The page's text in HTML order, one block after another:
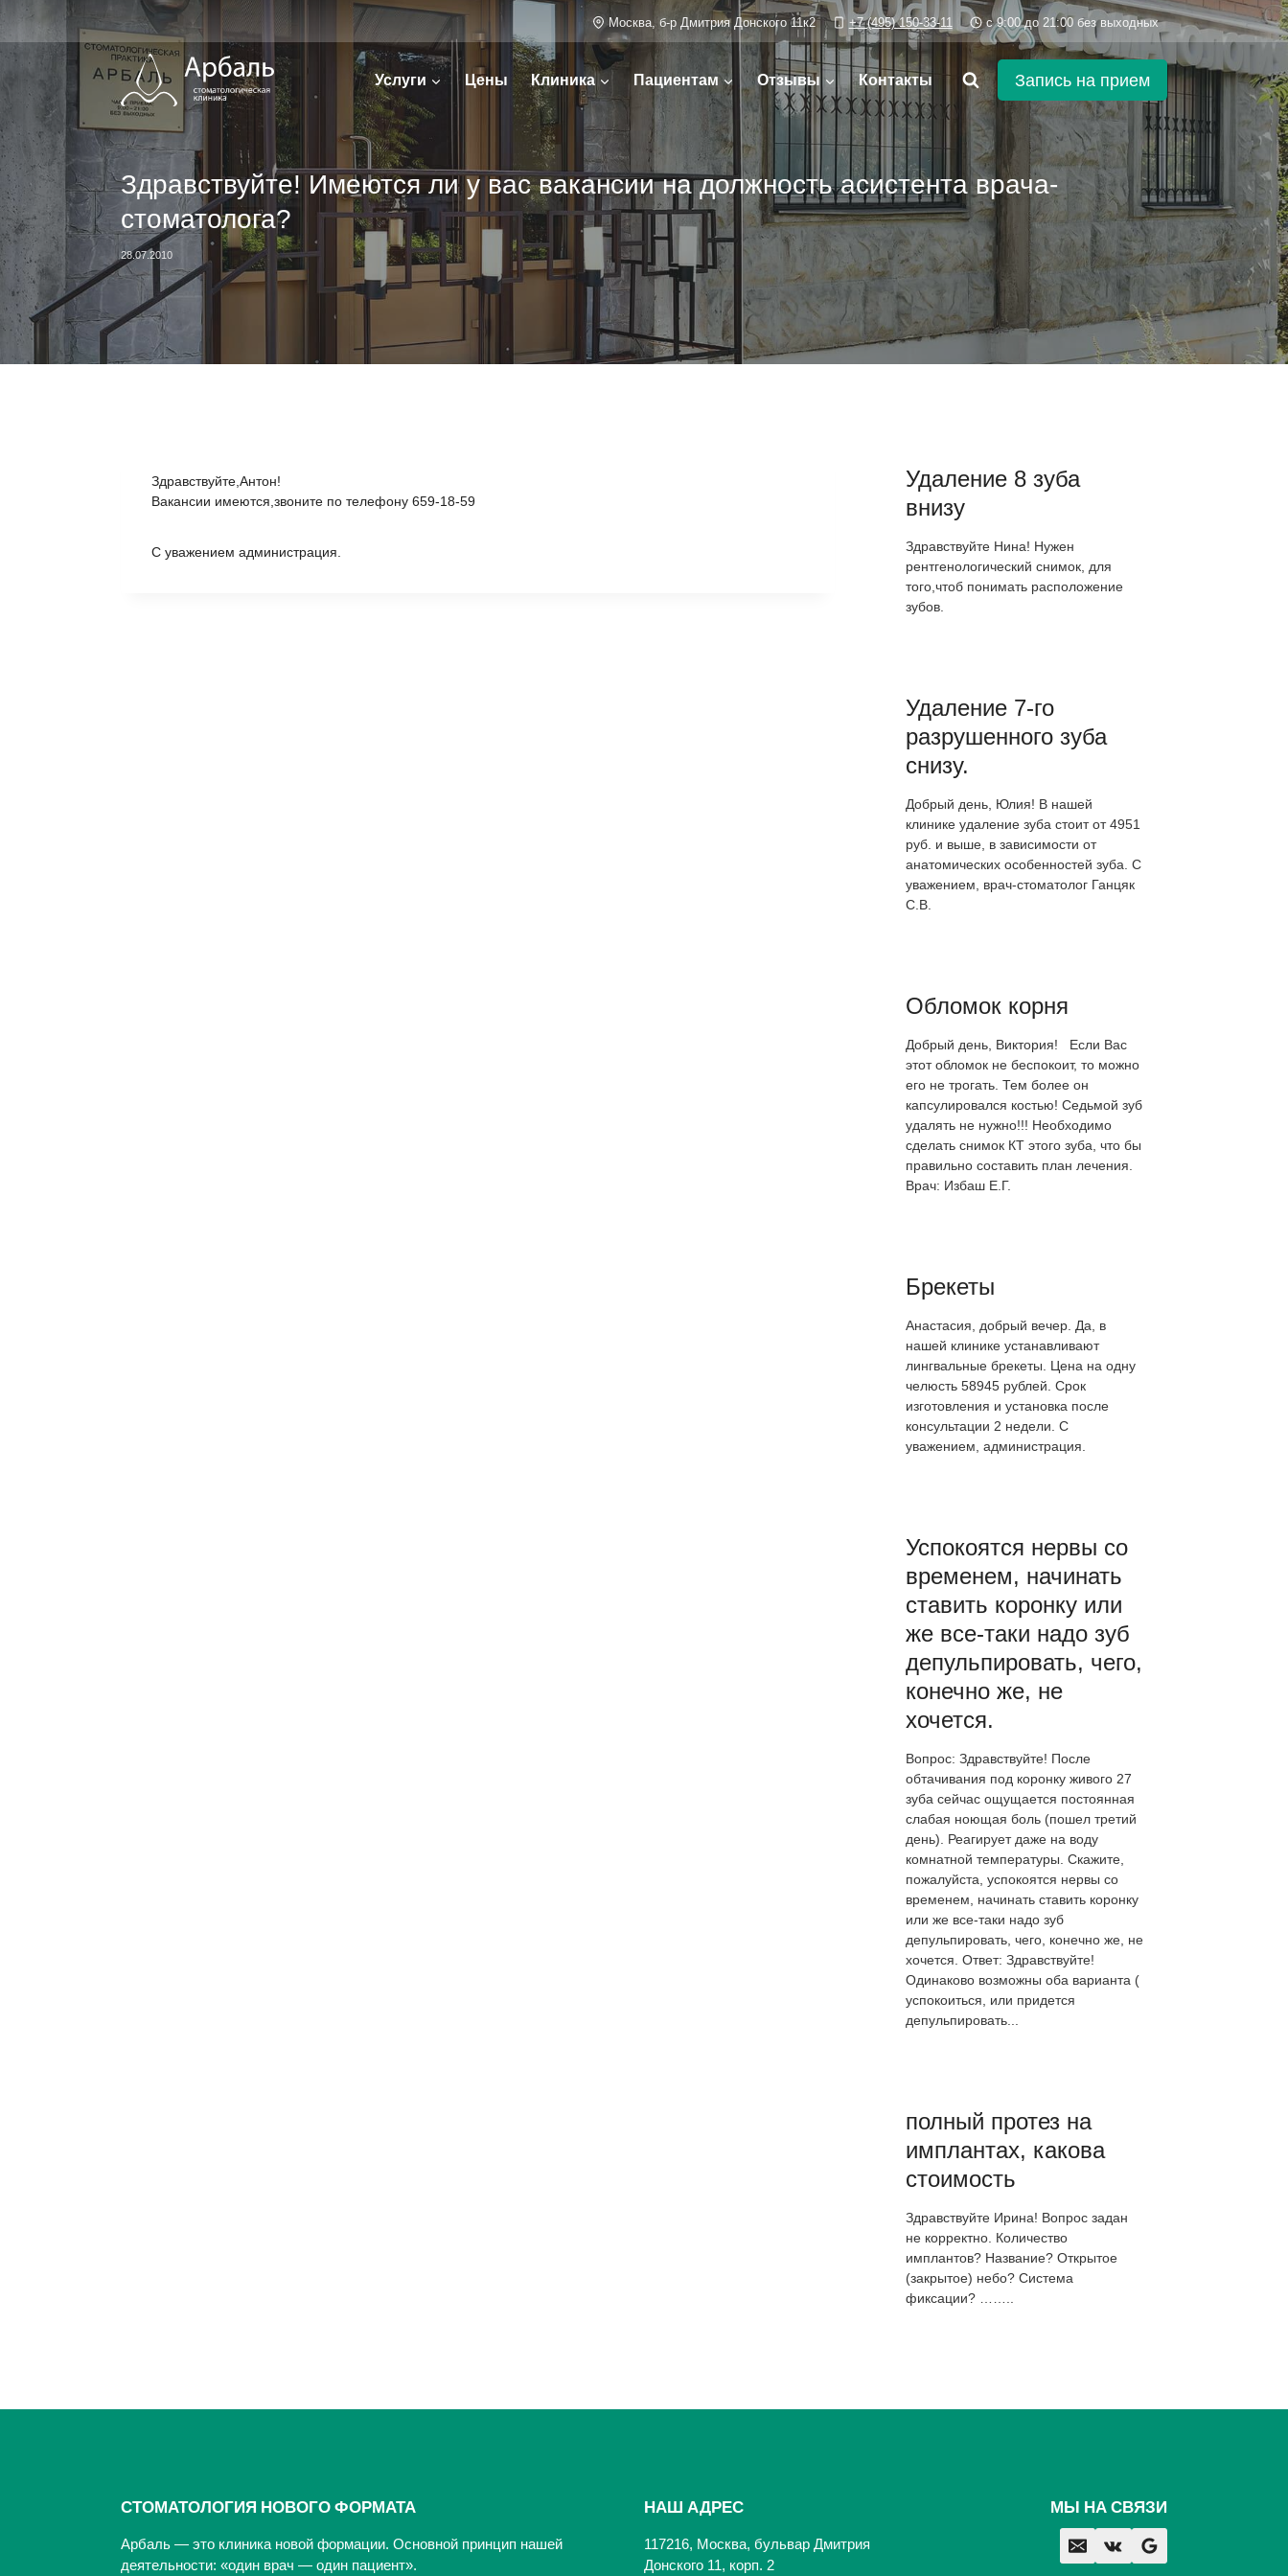
Перейти
содержимому
Москва, б-р Дмитрия Донского 11к2 +7 (495) 150-33-11 c 9:00 до 21:00 без выходных
Услуги Цены Клиника Пациентам Отзывы Контакты Запись на прием
Здравствуйте! Имеются ли у вас вакансии на должность асистента врача-
стоматолога?
28.07.2010
Здравствуйте,Антон!
Вакансии имеются,звоните по телефону 659-18-59
С уважением администрация.
Удаление 8 зуба
внизу
Здравствуйте Нина! Нужен
рентгенологический снимок, для
того,чтоб понимать расположение
зубов.
Удаление 7-го
разрушенного зуба
снизу.
Добрый день, Юлия! В нашей
клинике удаление зуба стоит от 4951
руб. и выше, в зависимости от
анатомических особенностей зуба. С
уважением, врач-стоматолог Ганцяк
С.В.
Обломок корня
Добрый день, Виктория! Если Вас
этот обломок не беспокоит, то можно
его не трогать. Тем более он
капсулировался костью! Седьмой зуб
удалять не нужно!!! Необходимо
сделать снимок КТ этого зуба, что бы
правильно составить план лечения.
Врач: Избаш Е.Г.
Брекеты
Анастасия, добрый вечер. Да, в
нашей клинике устанавливают
лингвальные брекеты. Цена на одну
челюсть 58945 рублей. Срок
изготовления и установка после
консультации 2 недели. С
уважением, администрация.
Успокоятся нервы со
временем, начинать
ставить коронку или
же все-таки надо зуб
депульпировать, чего,
конечно же, не
хочется.
Вопрос: Здравствуйте! После
обтачивания под коронку живого 27
зуба сейчас ощущается постоянная
слабая ноющая боль (пошел третий
день). Реагирует даже на воду
комнатной температуры. Скажите,
пожалуйста, успокоятся нервы со
временем, начинать ставить коронку
или же все-таки надо зуб
депульпировать, чего, конечно же, не
хочется. Ответ: Здравствуйте!
Одинаково возможны оба варианта (
успокоиться, или придется
депульпировать...
полный протез на
имплантах, какова
стоимость
Здравствуйте Ирина! Вопрос задан
не корректно. Количество
имплантов? Название? Открытое
(закрытое) небо? Система
фиксации? ……..
СТОМАТОЛОГИЯ НОВОГО ФОРМАТА
Арбаль — это клиника новой формации. Основной принцип нашей
деятельности: «один врач — один пациент».
НАШ АДРЕС
117216, Москва, бульвар Дмитрия
Донского 11, корп. 2
МЫ НА СВЯЗИ